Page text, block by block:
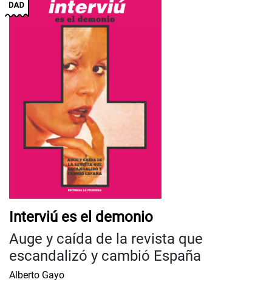
Interviú es el demonio
Auge y caída de la revista que
escandalizó y cambió España
Alberto Gayo